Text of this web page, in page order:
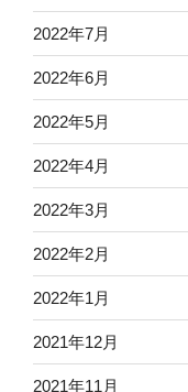
2022年7月
2022年6月
2022年5月
2022年4月
2022年3月
2022年2月
2022年1月
2021年12月
2021年11月